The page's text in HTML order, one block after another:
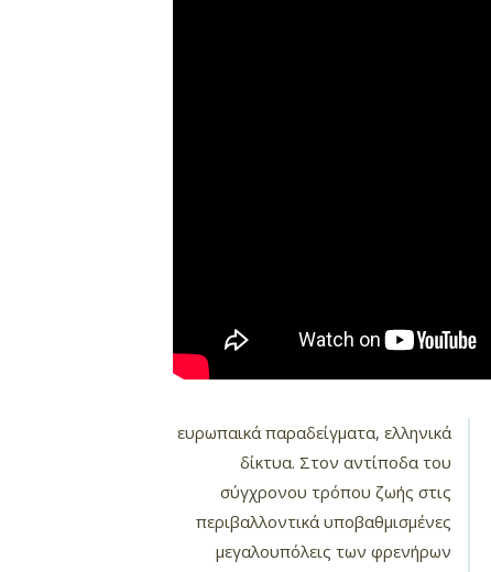
ευρωπαικά παραδείγματα, ελληνικά
δίκτυα. Στον αντίποδα του
σύγχρονου τρόπου ζωής στις
περιβαλλοντικά υποβαθμισμένες
μεγαλουπόλεις των φρενήρων